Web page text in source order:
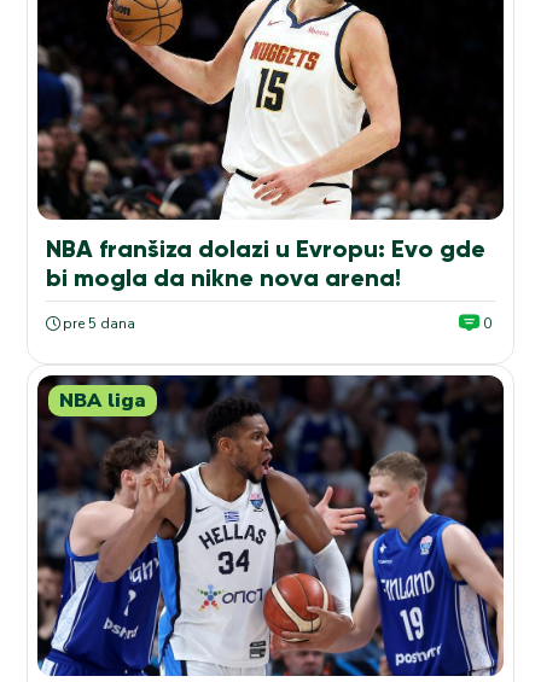
NBA franšiza dolazi u Evropu: Evo gde
bi mogla da nikne nova arena!
pre 5 dana 0
NBA liga